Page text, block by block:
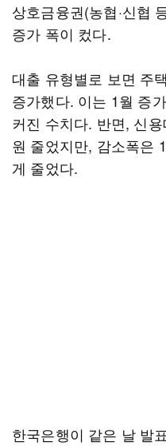
상호금융권(농협·신협
증가 폭이 컸다.
대출 유형별로 보면 주
증가했다. 이는 1월 증
커진 수치다. 반면, 신
원 줄었지만, 감소폭은
게 줄었다.
한국은행이 같은 날 발